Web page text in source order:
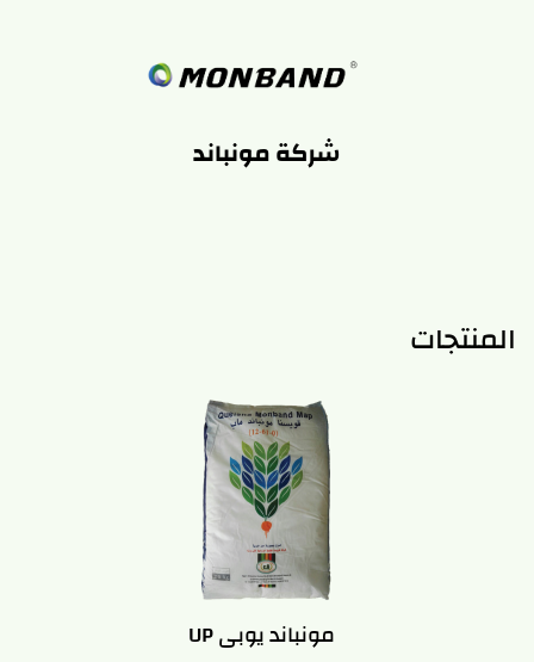
شركة مونباند
المنتجات
مونباند يوبى UP